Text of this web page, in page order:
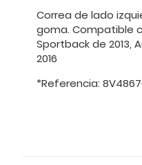
Correa de lado
goma. Compatible
Sportback de 2013,
2016
*Referencia: